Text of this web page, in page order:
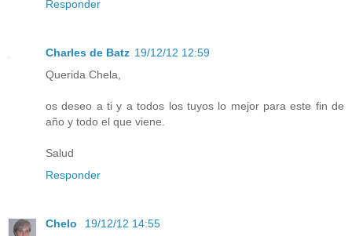
Responder
Charles de Batz 19/12/12 12:59
Querida Chela,
os deseo a ti y a todos los tuyos lo mejor para este fin de
año y todo el que viene.
Salud
Responder
Chelo
19/12/12 14:55